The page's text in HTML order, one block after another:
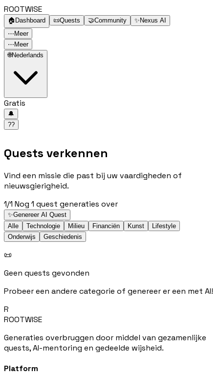
ROOTWISE
🏠 Dashboard 📜Quests 🤝Community ✨ Nexus AI
⋯ Meer
⋯ Meer
🌐Nederlands
Gratis
🔔
??
Quests verkennen
Vind een missie die past bij uw vaardigheden of
nieuwsgierigheid.
1/1 Nog 1 quest generaties over
✨Genereer AI Quest
Alle
Technologie Milieu Financiën Kunst
Lifestyle
Onderwijs
Geschiedenis
📜
Geen quests gevonden
Probeer een andere categorie of genereer er een met AI!
R
ROOTWISE
Generaties overbruggen door middel van gezamenlijke
quests, AI-mentoring en gedeelde wijsheid.
Platform